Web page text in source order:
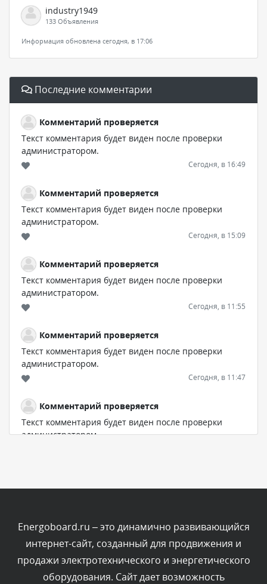
industry1949
133 Объявления
Информация обновлена сегодня, в 17:06
Последние комментарии
Комментарий проверяется
Текст комментария будет виден после проверки
администратором.
Сегодня, в 16:49
Комментарий проверяется
Текст комментария будет виден после проверки
администратором.
Сегодня, в 15:09
Комментарий проверяется
Текст комментария будет виден после проверки
администратором.
Сегодня, в 11:55
Комментарий проверяется
Текст комментария будет виден после проверки
администратором.
Сегодня, в 11:47
Комментарий проверяется
Текст комментария будет виден после проверки
администратором.
Комментарий проверяется
Текст комментария будет виден после проверки
администратором.
Energoboard.ru – это динамично развивающийся
интернет-сайт, созданный для продвижения и
продажи электротехнического и энергетического
оборудования. Сайт дает возможность